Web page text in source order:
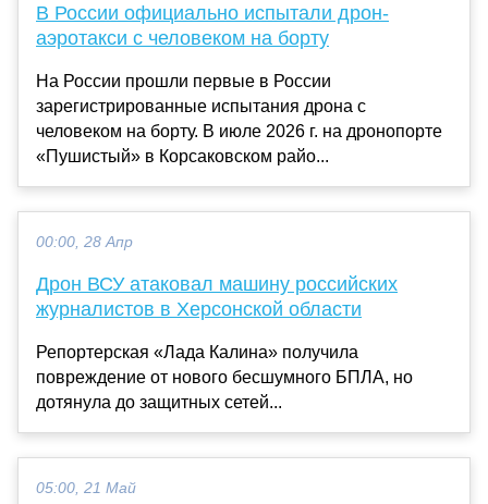
В России официально испытали дрон-
аэротакси с человеком на борту
На России прошли первые в России
зарегистрированные испытания дрона с
человеком на борту. В июле 2026 г. на дронопорте
«Пушистый» в Корсаковском райо...
00:00, 28 Апр
Дрон ВСУ атаковал машину российских
журналистов в Херсонской области
Репортерская «Лада Калина» получила
повреждение от нового бесшумного БПЛА, но
дотянула до защитных сетей...
05:00, 21 Май